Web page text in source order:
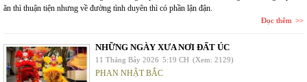
ăn thì thuận tiện nhưng về đường tình duyên thì có phần lận đận.
Đọc thêm
NHỮNG NGÀY XƯA NƠI ĐẤT ÚC
11 Tháng Bảy 2026 5:19 CH (Xem: 2129)
PHAN NHẬT BẮC